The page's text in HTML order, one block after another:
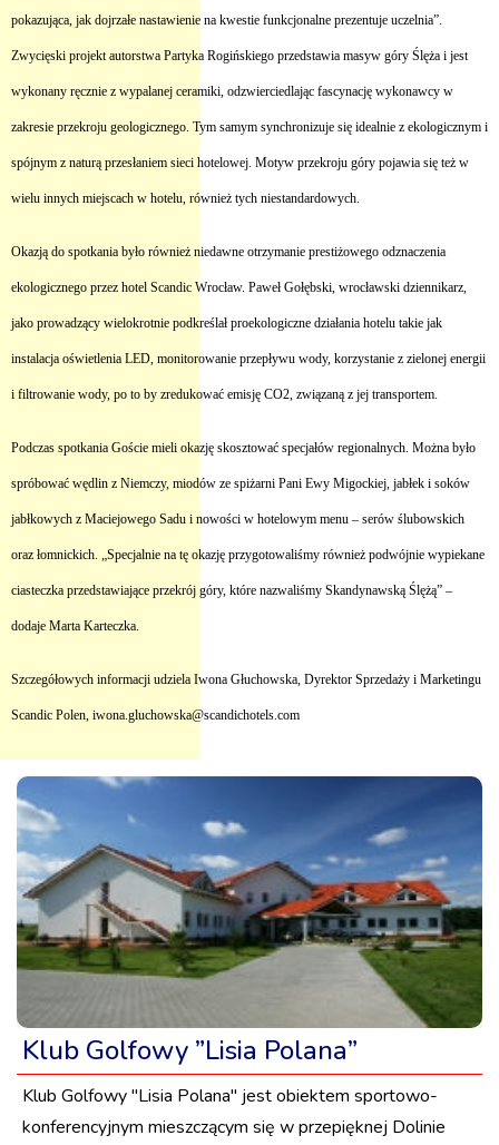
pokazująca, jak dojrzałe nastawienie na kwestie funkcjonalne prezentuje uczelnia”.
Zwycięski projekt autorstwa Partyka Rogińskiego przedstawia masyw góry Ślęża i jest
wykonany ręcznie z wypalanej ceramiki, odzwierciedlając fascynację wykonawcy w
zakresie przekroju geologicznego. Tym samym synchronizuje się idealnie z ekologicznym i
spójnym z naturą przesłaniem sieci hotelowej. Motyw przekroju góry pojawia się też w
wielu innych miejscach w hotelu, również tych niestandardowych.
Okazją do spotkania było również niedawne otrzymanie prestiżowego odznaczenia
ekologicznego przez hotel Scandic Wrocław. Paweł Gołębski, wrocławski dziennikarz,
jako prowadzący wielokrotnie podkreślał proekologiczne działania hotelu takie jak
instalacja oświetlenia LED, monitorowanie przepływu wody, korzystanie z zielonej energii
i filtrowanie wody, po to by zredukować emisję CO2, związaną z jej transportem.
Podczas spotkania Goście mieli okazję skosztować specjałów regionalnych. Można było
spróbować wędlin z Niemczy, miodów ze spiżarni Pani Ewy Migockiej, jabłek i soków
jabłkowych z Maciejowego Sadu i nowości w hotelowym menu – serów ślubowskich
oraz łomnickich. „Specjalnie na tę okazję przygotowaliśmy również podwójnie wypiekane
ciasteczka przedstawiające przekrój góry, które nazwaliśmy Skandynawską Ślężą” –
dodaje Marta Karteczka.
Szczegółowych informacji udziela Iwona Głuchowska, Dyrektor Sprzedaży i Marketingu
Scandic Polen, iwona.gluchowska@scandichotels.com
Klub Golfowy ”Lisia Polana”
Klub Golfowy ''Lisia Polana'' jest obiektem sportowo-
konferencyjnym mieszczącym się w przepięknej Dolinie